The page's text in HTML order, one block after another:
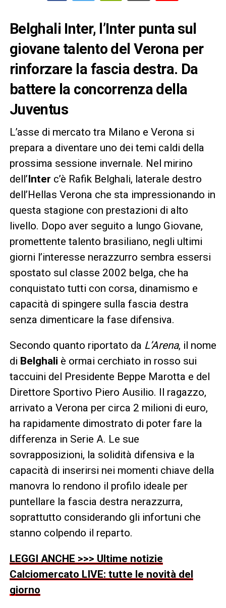
Belghali Inter, l’Inter punta sul
giovane talento del Verona per
rinforzare la fascia destra. Da
battere la concorrenza della
Juventus
L’asse di mercato tra Milano e Verona si
prepara a diventare uno dei temi caldi della
prossima sessione invernale. Nel mirino
dell’Inter c’è Rafik Belghali, laterale destro
dell’Hellas Verona che sta impressionando in
questa stagione con prestazioni di alto
livello. Dopo aver seguito a lungo Giovane,
promettente talento brasiliano, negli ultimi
giorni l’interesse nerazzurro sembra essersi
spostato sul classe 2002 belga, che ha
conquistato tutti con corsa, dinamismo e
capacità di spingere sulla fascia destra
senza dimenticare la fase difensiva.
Secondo quanto riportato da L’Arena, il nome
di Belghali è ormai cerchiato in rosso sui
taccuini del Presidente Beppe Marotta e del
Direttore Sportivo Piero Ausilio. Il ragazzo,
arrivato a Verona per circa 2 milioni di euro,
ha rapidamente dimostrato di poter fare la
differenza in Serie A. Le sue
sovrapposizioni, la solidità difensiva e la
capacità di inserirsi nei momenti chiave della
manovra lo rendono il profilo ideale per
puntellare la fascia destra nerazzurra,
soprattutto considerando gli infortuni che
stanno colpendo il reparto.
LEGGI ANCHE >>> Ultime notizie
Calciomercato LIVE: tutte le novità del
giorno